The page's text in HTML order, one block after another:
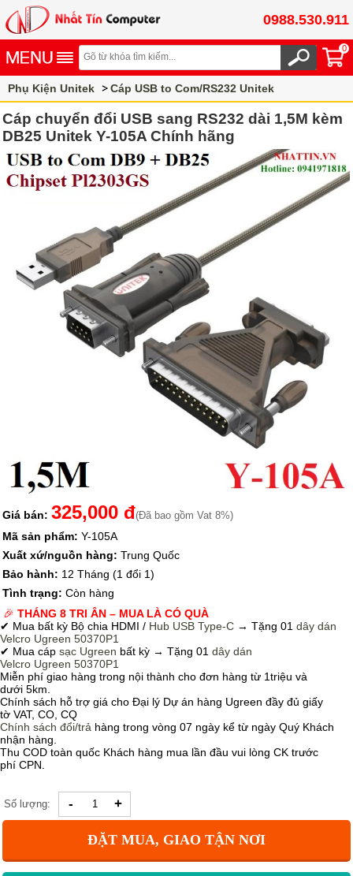
0988.530.911
0
Phụ Kiện Unitek Cáp USB to Com/RS232 Unitek
Cáp chuyển đổi USB sang RS232 dài 1,5M kèm
DB25 Unitek Y-105A Chính hãng
Giá bán: 325,000 đ(Đã bao gồm Vat 8%)
Mã sản phẩm: Y-105A
Xuất xứ/nguồn hàng: Trung Quốc
Bảo hành: 12 Tháng (1 đổi 1)
Tình trạng: Còn hàng
🎉 THÁNG 8 TRI ÂN – MUA LÀ CÓ QUÀ
✔ Mua bất kỳ Bộ chia HDMI / Hub USB Type-C → Tặng 01 dây dán
Velcro Ugreen 50370P1
✔ Mua cáp sạc Ugreen bất kỳ → Tặng 01 dây dán
Velcro Ugreen 50370P1
Miễn phí giao hàng trong nội thành cho đơn hàng từ 1triệu và
dưới 5km.
Chính sách hỗ trợ giá cho Đại lý Dự án hàng Ugreen đầy đủ giấy
tờ VAT, CO, CQ
Chính sách đổi/trả hàng trong vòng 07 ngày kể từ ngày Quý Khách
nhận hàng.
Thu COD toàn quốc Khách hàng mua lần đầu vui lòng CK trước
phí CPN.
Số lượng: - +
ĐẶT MUA, GIAO TẬN NƠI